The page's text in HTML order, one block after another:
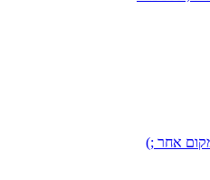
אחר ;)